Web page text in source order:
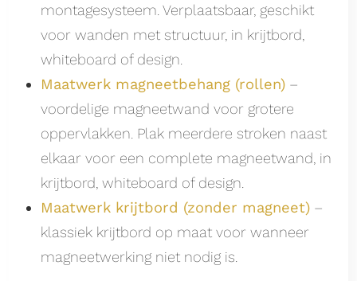
montagesysteem. Verplaatsbaar, geschikt
voor wanden met structuur, in krijtbord,
whiteboard of design.
Maatwerk magneetbehang (rollen) –
voordelige magneetwand voor grotere
oppervlakken. Plak meerdere stroken naast
elkaar voor een complete magneetwand, in
krijtbord, whiteboard of design.
Maatwerk krijtbord (zonder magneet) –
klassiek krijtbord op maat voor wanneer
magneetwerking niet nodig is.